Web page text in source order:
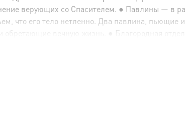
верующих со Спасителем. ● Павлины — в
что его тело нетленно. Два павлина,
обретающие вечную жизнь. ● Благородная
узора. Такое сочетание символизирует